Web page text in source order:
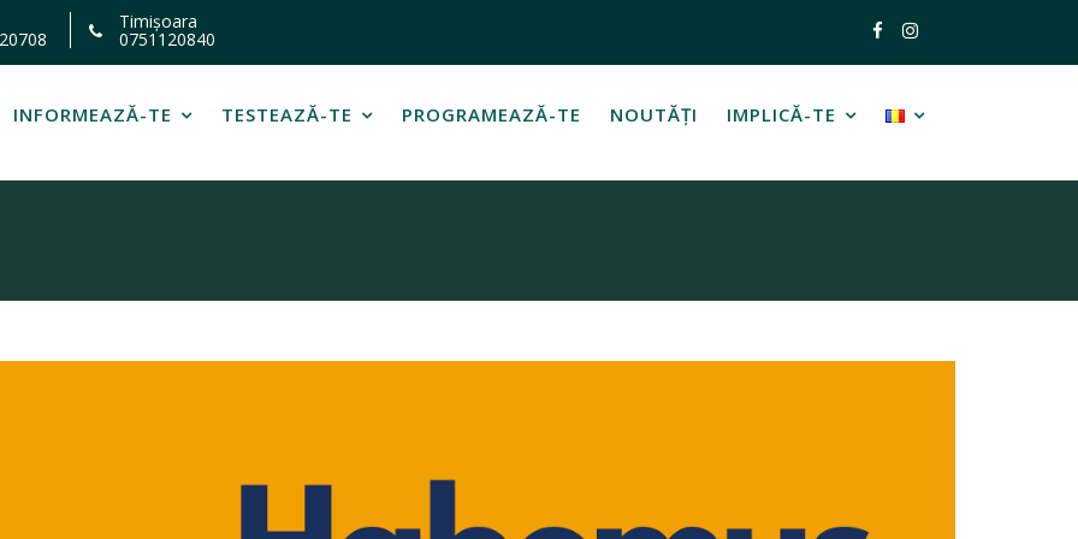
Timișoara
0751120840
INFORMEAZĂ-TE TESTEAZĂ-TE PROGRAMEAZĂ-TE NOUTĂȚI IMPLICĂ-TE